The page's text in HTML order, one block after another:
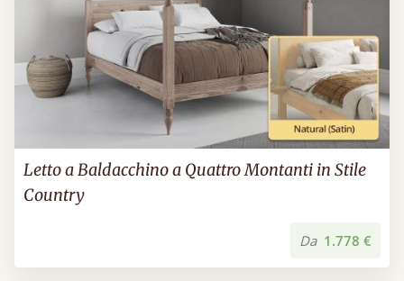
Letto a Baldacchino a Quattro Montanti in Stile
Country
Da 1.778 €